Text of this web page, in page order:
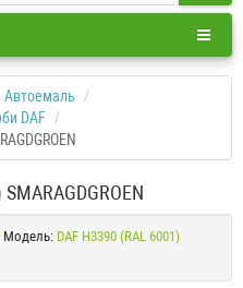
Автоемаль
DAF
Модель: DAF H3390 (RAL 6001)